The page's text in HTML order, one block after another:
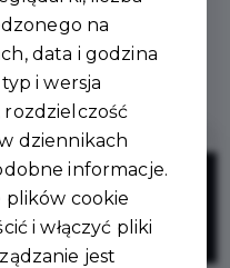
na
data i godzina
i wersja
dziennikach
informacje.
plików cookie
i włączyć pliki
jest